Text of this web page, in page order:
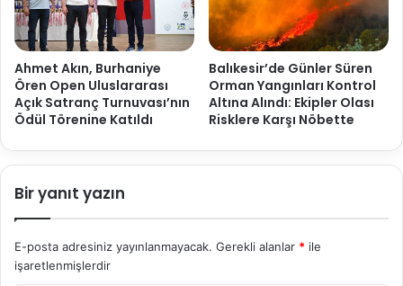
Ahmet Akın, Burhaniye
Ören Open Uluslararası
Açık Satranç Turnuvası’nın
Ödül Törenine Katıldı
Balıkesir’de Günler Süren
Orman Yangınları Kontrol
Altına Alındı: Ekipler Olası
Risklere Karşı Nöbette
Bir yanıt yazın
E-posta adresiniz yayınlanmayacak. Gerekli alanlar * ile
işaretlenmişlerdir